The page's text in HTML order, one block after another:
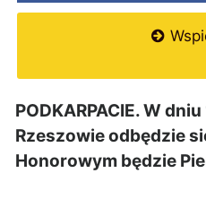
PODKARPACIE. W
Rzeszowie odbędzie
Honorowym będzie